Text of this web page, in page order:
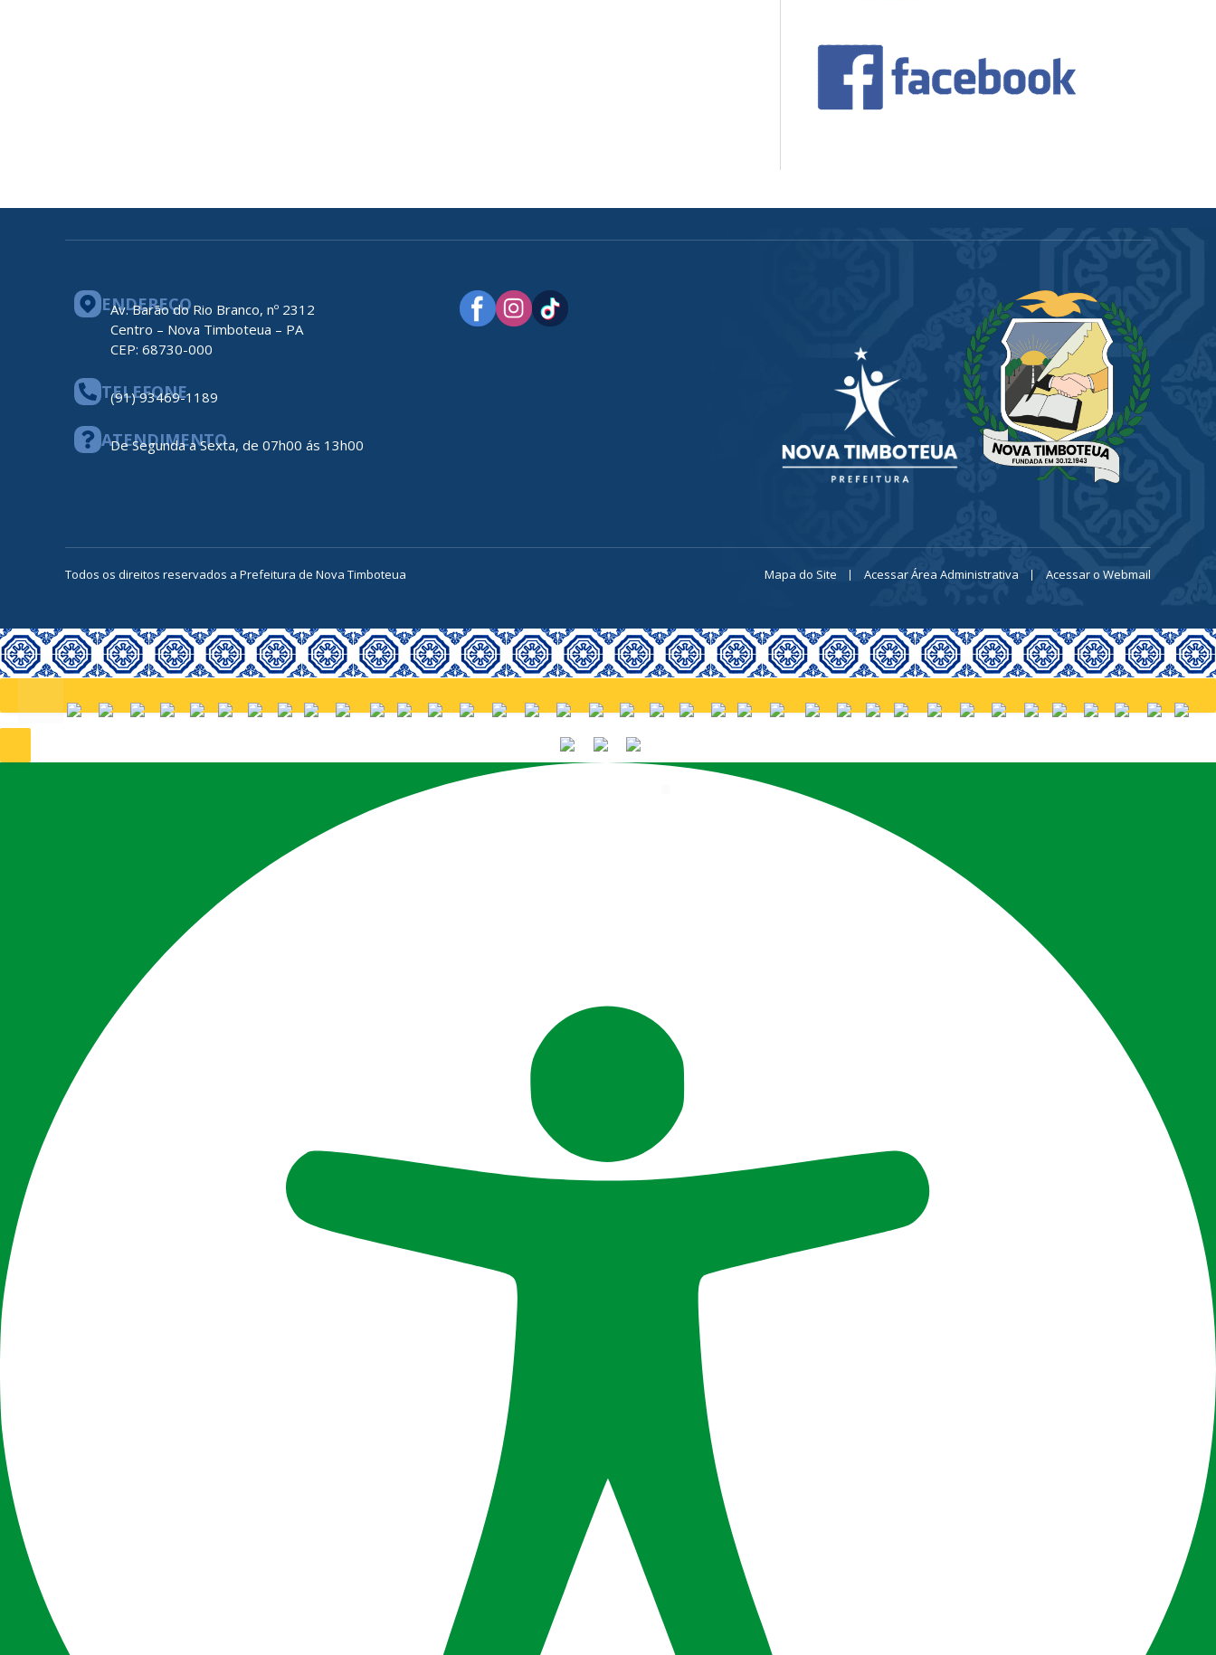
ENDEREÇO
Av. Barão do Rio Branco, nº 2312
Centro – Nova Timboteua – PA
CEP: 68730-000
TELEFONE
(91) 93469-1189
ATENDIMENTO
De Segunda a Sexta, de 07h00 ás 13h00
Todos os direitos reservados a Prefeitura de Nova Timboteua Mapa do Site Acessar Área Administrativa Acessar o Webmail